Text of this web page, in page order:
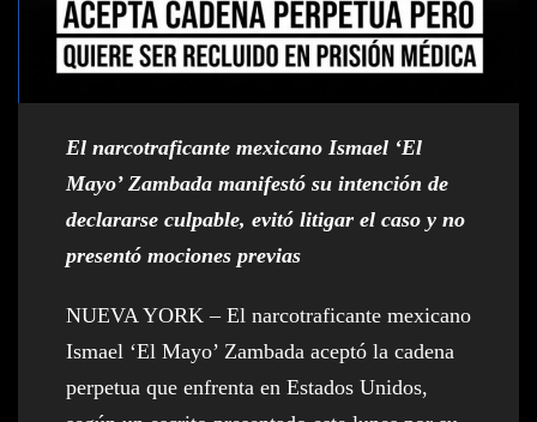
El narcotraficante mexicano Ismael ‘El
Mayo’ Zambada manifestó su intención de
declararse culpable, evitó litigar el caso y no
presentó mociones previas
NUEVA YORK – El narcotraficante mexicano
Ismael ‘El Mayo’ Zambada aceptó la cadena
perpetua que enfrenta en Estados Unidos,